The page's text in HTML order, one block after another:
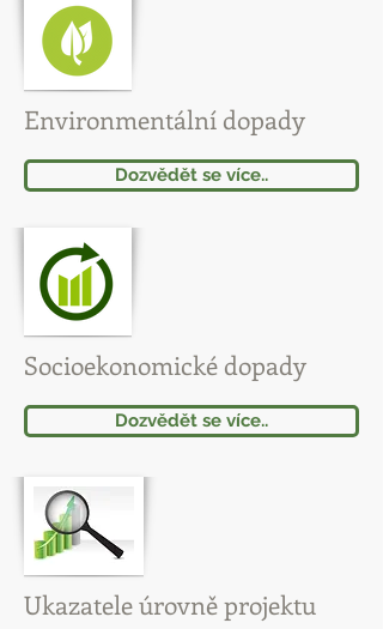
Environmentální dopady
Dozvědět se více..
Socioekonomické dopady
Dozvědět se více..
Ukazatele úrovně projektu